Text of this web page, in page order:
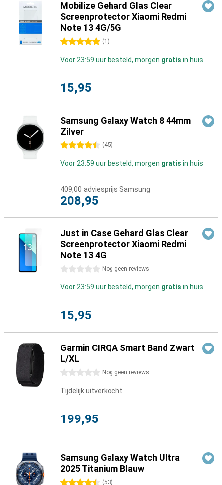
Mobilize Gehard Glas Clear
Screenprotector Xiaomi Redmi
Note 13 4G/5G
5 sterren (1 )
Voor 23:59 uur besteld, morgen gratis in huis
15,95
Samsung Galaxy Watch 8 44mm
Zilver
4.5 sterren (45)
Voor 23:59 uur besteld, morgen gratis in huis
409,00 adviesprijs Samsung
208,95
Just in Case Gehard Glas Clear
Screenprotector Xiaomi Redmi
Note 13 4G
0 sterren Nog geen reviews
Voor 23:59 uur besteld, morgen gratis in huis
15,95
Garmin CIRQA Smart Band Zwart
L/XL
0 sterren Nog geen reviews
Tijdelijk uitverkocht
199,95
Samsung Galaxy Watch Ultra
2025 Titanium Blauw
4.5 sterren (53)